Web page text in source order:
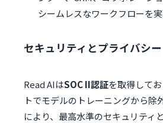
シームレスなワークフローを実
セキュリティとプライバシー
Read AIはSOC II認証を取得して
トでモデルのトレーニングから除
により、最高水準のセキュリティ